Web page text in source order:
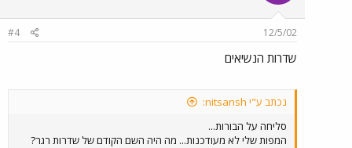
12/5/02
#4
שדרות הנשיאים
נכתב ע"י nitsansh:
סליחה על הבורות...
המפות שלי לא מעודכנות... מה היה השם הקודם של שדרות רגר?